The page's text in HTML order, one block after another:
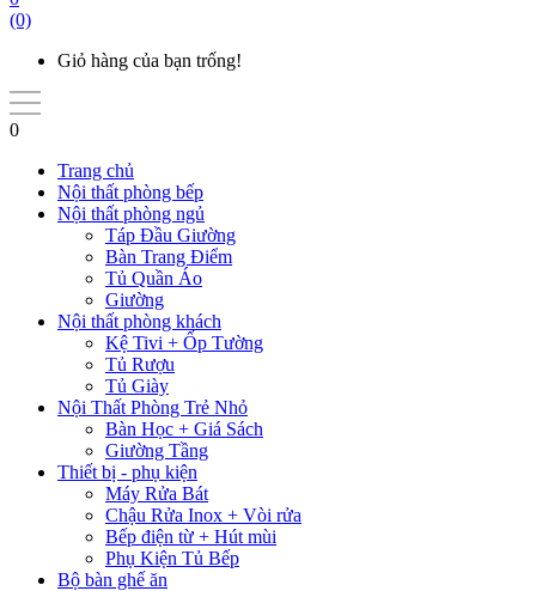
(0)
Giỏ hàng của bạn trống!
0
Trang chủ
Nội thất phòng bếp
Nội thất phòng ngủ
Táp Đầu Giường
Bàn Trang Điểm
Tủ Quần Áo
Giường
Nội thất phòng khách
Kệ Tivi + Ốp Tường
Tủ Rượu
Tủ Giày
Nội Thất Phòng Trẻ Nhỏ
Bàn Học + Giá Sách
Giường Tầng
Thiết bị - phụ kiện
Máy Rửa Bát
Chậu Rửa Inox + Vòi rửa
Bếp điện từ + Hút mùi
Phụ Kiện Tủ Bếp
Bộ bàn ghế ăn